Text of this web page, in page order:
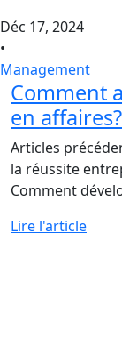
Déc 17, 2024
•
Management
Comment
en affaires?
Articles
la
Comment
Lire l'article